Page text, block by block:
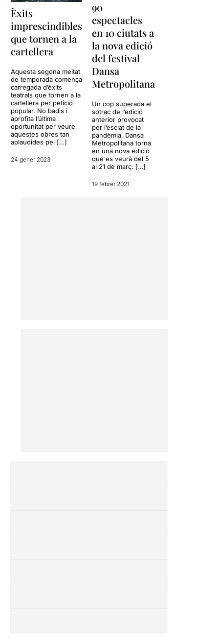
Èxits
imprescindibles
que tornen a la
cartellera
Aquesta segona meitat
de temporada comença
carregada d’èxits
teatrals que tornen a la
cartellera per petició
popular. No badis i
aprofita l’última
oportunitat per veure
aquestes obres tan
aplaudides pel […]
24 gener 2023
90
espectacles
en 10 ciutats a
la nova edició
del festival
Dansa
Metropolitana
Un cop superada el
sotrac de l’edició
anterior provocat
per l’esclat de la
pandèmia, Dansa
Metropolitana torna
en una nova edició
que es veurà del 5
al 21 de març. […]
19 febrer 2021